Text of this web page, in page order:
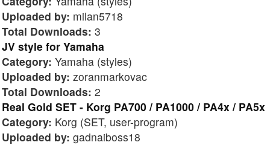
Uploaded by: milan5718
Total Downloads: 3
JV style for Yamaha
Category: Yamaha (styles)
Uploaded by: zoranmarkovac
Total Downloads: 2
Real Gold SET - Korg PA700 / PA1000 / PA4x / PA5x
Category: Korg (SET, user-program)
Uploaded by: gadnaiboss18